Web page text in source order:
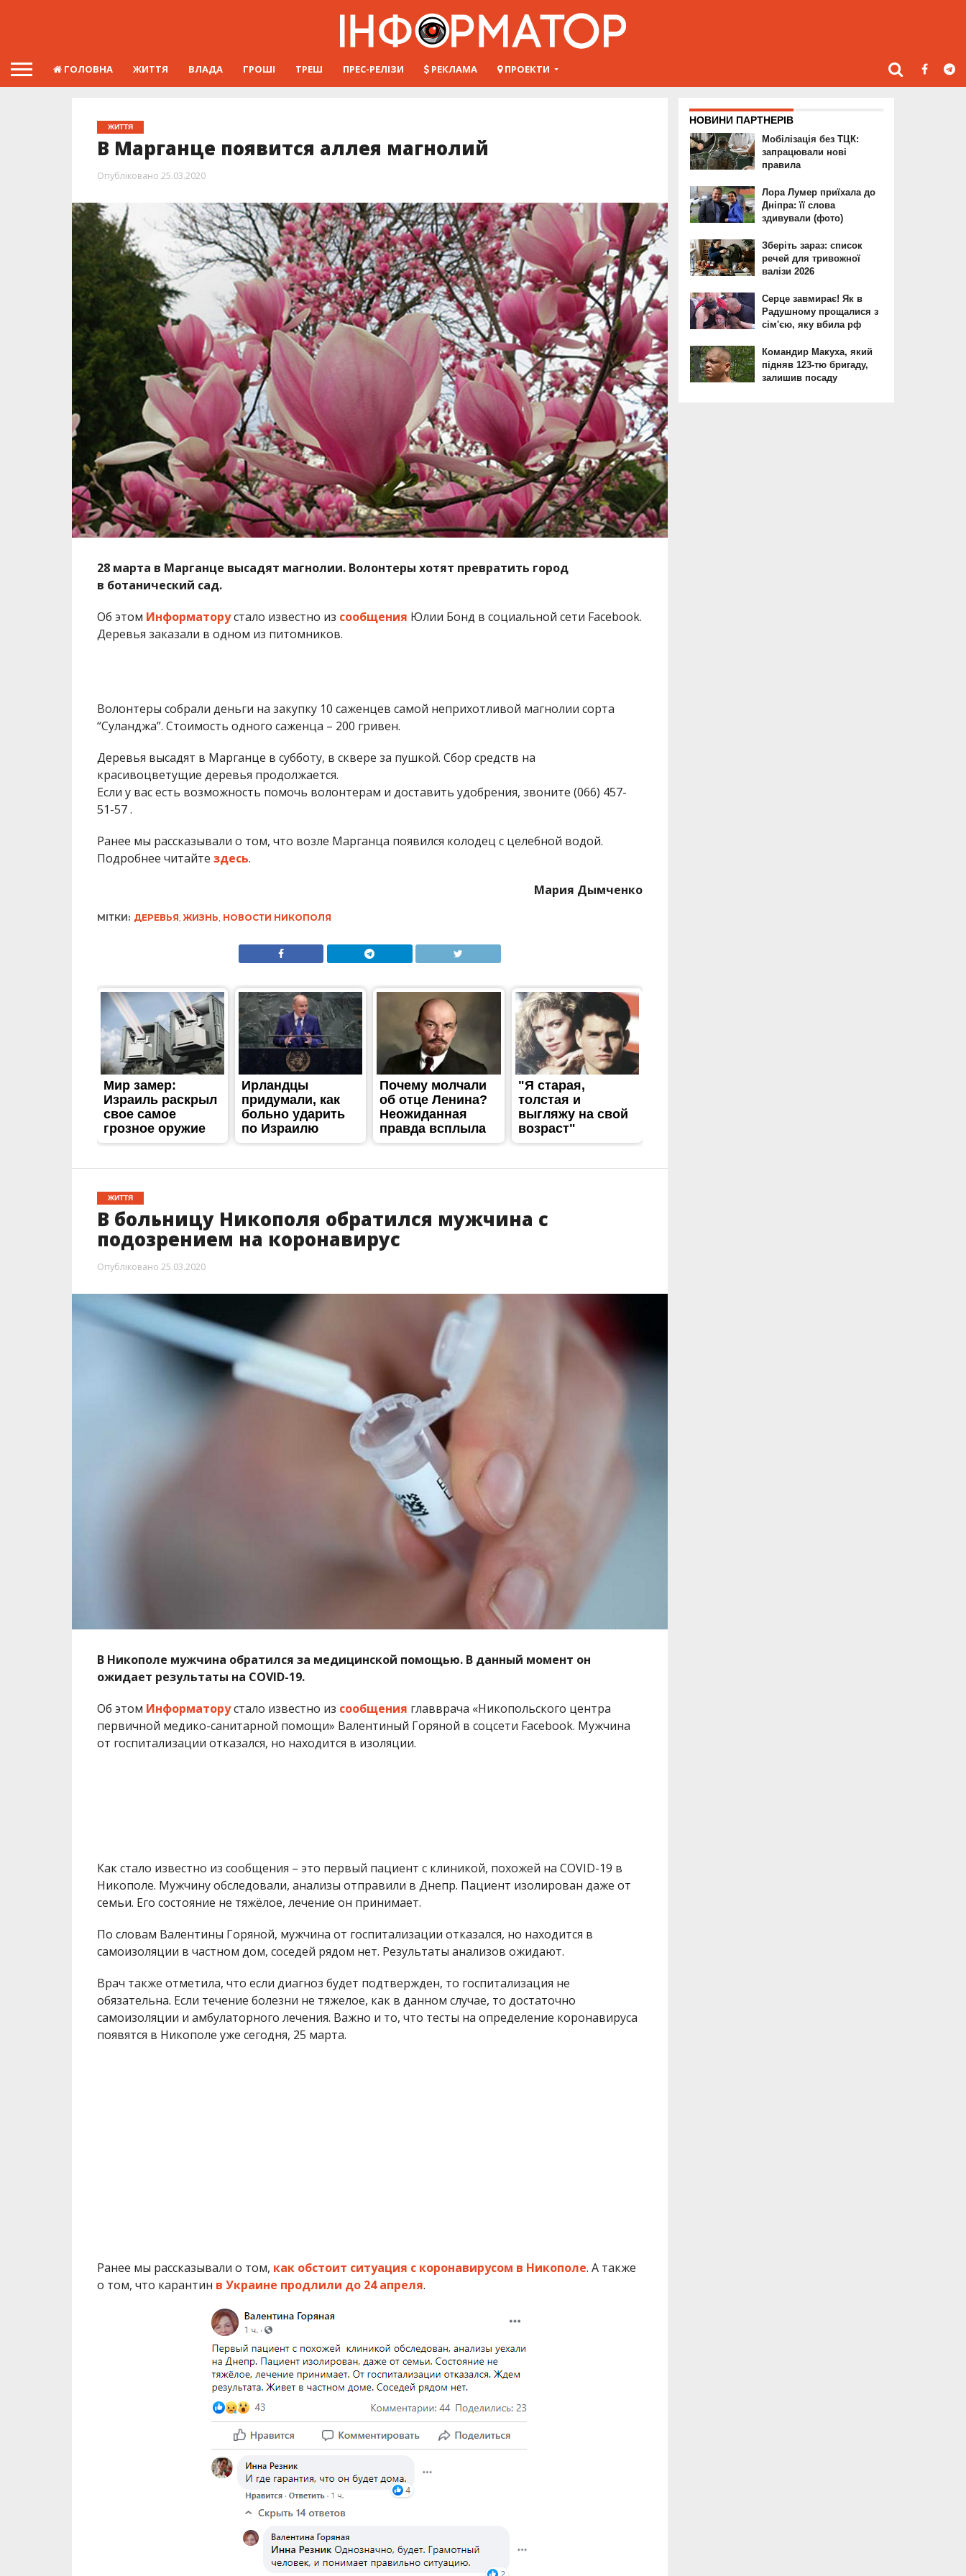
ГОЛОВНА ЖИТТЯ ВЛАДА ГРОШІ ТРЕШ ПРЕС-РЕЛІЗИ РЕКЛАМА ПРОЕКТИ
ЖИТТЯ
В Марганце появится аллея магнолий
Опубліковано 25.03.2020
28 марта в Марганце высадят магнолии. Волонтеры хотят превратить город
в ботанический сад.
Об этом Информаторустало известно из сообщения Юлии Бонд в социальной сети Facebook.
Деревья заказали в одном из питомников.
Волонтеры собрали деньги на закупку 10 саженцев самой неприхотливой магнолии сорта
“Суланджа”. Стоимость одного саженца – 200 гривен.
Деревья высадят в Марганце в субботу, в сквере за пушкой. Сбор средств на
красивоцветущие деревья продолжается.
Если у вас есть возможность помочь волонтерам и доставить удобрения, звоните (066) 457-
51-57 .
Ранее мы рассказывали о том, что возле Марганца появился колодец с целебной водой.
Подробнее читайте здесь.
Мария Дымченко
МІТКИ: ДЕРЕВЬЯ, ЖИЗНЬ, НОВОСТИ НИКОПОЛЯ
ЖИТТЯ
В больницу Никополя обратился мужчина с
подозрением на коронавирус
Опубліковано 25.03.2020
В Никополе мужчина обратился за медицинской помощью. В данный момент он
ожидает результаты на COVID-19.
Об этом Информаторустало известно из сообщения главврача «Никопольского центра
первичной медико-санитарной помощи» Валентиный Горяной в соцсети Facebook. Мужчина
от госпитализации отказался, но находится в изоляции.
Как стало известно из сообщения – это первый пациент с клиникой, похожей на COVID-19 в
Никополе. Мужчину обследовали, анализы отправили в Днепр. Пациент изолирован даже от
семьи. Его состояние не тяжёлое, лечение он принимает.
По словам Валентины Горяной, мужчина от госпитализации отказался, но находится в
самоизоляции в частном дом, соседей рядом нет. Результаты анализов ожидают.
Врач также отметила, что если диагноз будет подтвержден, то госпитализация не
обязательна. Если течение болезни не тяжелое, как в данном случае, то достаточно
самоизоляции и амбулаторного лечения. Важно и то, что тесты на определение коронавируса
появятся в Никополе уже сегодня, 25 марта.
Ранее мы рассказывали о том, как обстоит ситуация с коронавирусом в Никополе. А также
о том, что карантин в Украине продлили до 24 апреля.